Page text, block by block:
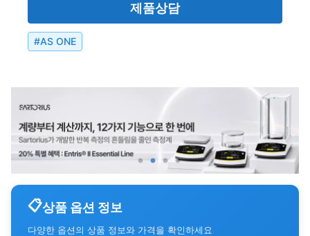
제품상담
#AS ONE
상품 옵션 정보
다양한 옵션의 상품 정보와 가격을 확인하세요